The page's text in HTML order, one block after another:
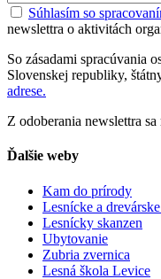
Súhlasím so
newslettra o aktivitách
So zásadami spracúvania
Slovenskej republiky,
adrese.
Z odoberania newslettra
Ďalšie weby
Kam do prírody
Lesnícke a
Lesnícky skanzen
Ubytovanie
Zubria zvernica
Lesná škola Levice